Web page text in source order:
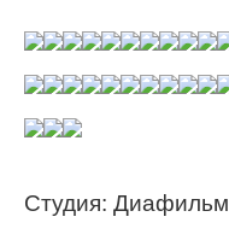
Студия: Диафильм